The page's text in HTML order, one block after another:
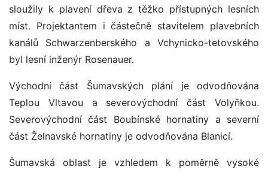
sloužily k plavení dřeva z těžko přístupných lesních
míst. Projektantem i částečně stavitelem plavebních
kanálů Schwarzenberského a Vchynicko-tetovského
byl lesní inženýr Rosenauer.
Východní část Šumavských plání je odvodňována
Teplou Vltavou a severovýchodní část Volyňkou.
Severovýchodní část Boubínské hornatiny a severní
část Želnavské hornatiny je odvodňována Blanicí.
Šumavská oblast je vzhledem k poměrně vysoké